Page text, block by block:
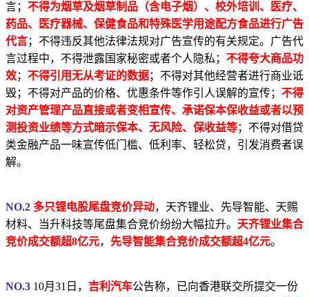
言； 不得为烟草及烟草制品（含电子烟）、校外培训、医疗、
药品、医疗器械、保健食品和特殊医学用途配方食品进行广告
代言；不得违反其他法律法规对广告宣传的有关规定。广告代
言过程中，不得泄露国家秘密或者个人隐私； 不得夸大商品功
效； 不得引用无从考证的数据；不得对其他经营者进行商业诋
毁；不得对产品的价格、优惠条件等作引人误解的宣传； 不得
对资产管理产品直接或者变相宣传、承诺保本保收益或者以预
测投资业绩等方式暗示保本、无风险、保收益等；不得对借贷
类金融产品一味宣传低门槛、低利率、轻松贷，引发消费者误
解。
NO.2 多只锂电股尾盘竞价异动，天齐锂业、先导智能、天赐
材料、当升科技等尾盘集合竞价纷纷大幅拉升。 天齐锂业集合
竞价成交额超8亿元， 先导智能集合竞价成交额超4亿元。
NO.3 10月31日， 吉利汽车公告称，已向香港联交所提交一份